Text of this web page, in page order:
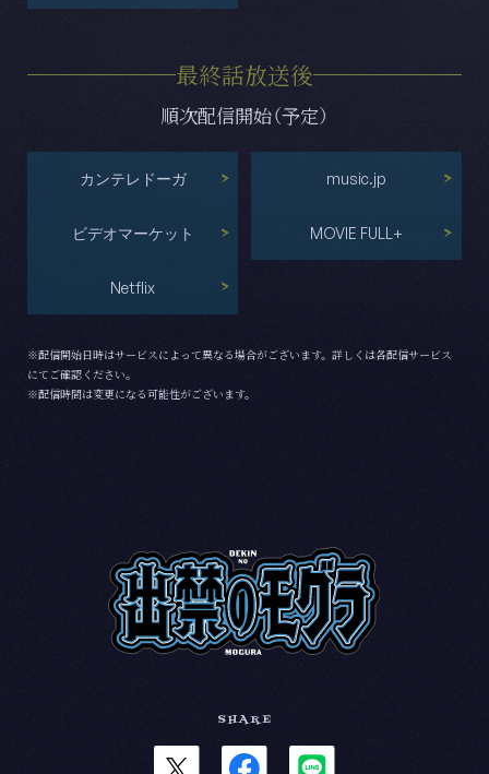
最終話放送後
順次配信開始（予定）
カンテレドーガ music.jp
ビデオマーケット MOVIE FULL+
Netflix
※配信開始日時はサービスによって異なる場合がございます。詳しくは各配信サービス
にてご確認ください。
※配信時間は変更になる可能性がございます。
SHARE